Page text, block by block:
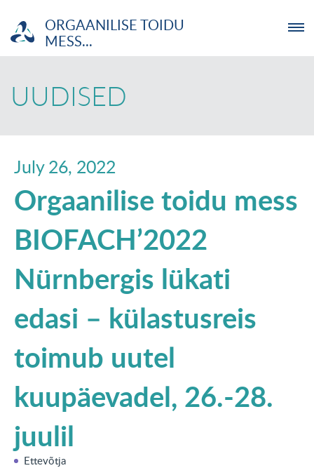
ORGAANILISE TOIDU
MESS...
MTÜ
INVESTOR
TUTVUSTUS
UUDISED
English
UUDISED
July 26, 2022
Orgaanilise toidu mess
BIOFACH’2022
Nürnbergis lükati
edasi – külastusreis
toimub uutel
kuupäevadel, 26.-28.
juulil
Ettevõtja